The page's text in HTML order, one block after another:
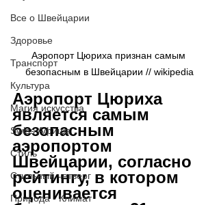
Все о Швейцарии
Здоровье
Транспорт
Культура
Магия искусства
Swiss Афиша
Стиль
Стильный четверг
Природа - Климат
Аэропорт Цюриха признан самым
безопасным в Швейцарии // wikipedia
Аэропорт Цюриха
является самым
безопасным
аэропортом
Швейцарии, согласно
рейтингу, в котором
оценивается